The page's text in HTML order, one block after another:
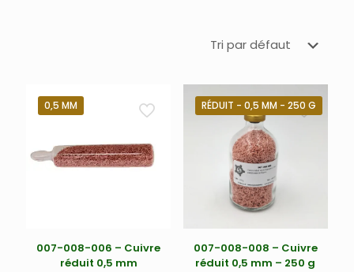
0,5 MM
007-008-006 – Cuivre
réduit 0,5 mm
RÉDUIT - 0,5 MM - 250 G
007-008-008 – Cuivre
réduit 0,5 mm – 250 g